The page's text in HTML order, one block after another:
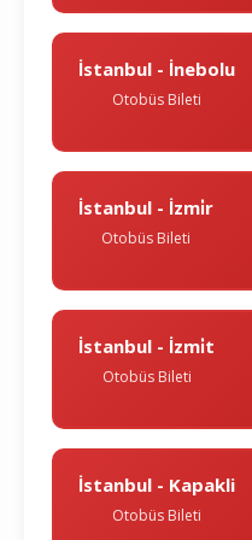
İstanbul - İnebolu
Otobüs Bileti
İstanbul - İzmi̇r
Otobüs Bileti
İstanbul - İzmi̇t
Otobüs Bileti
İstanbul - Kapakli
Otobüs Bileti